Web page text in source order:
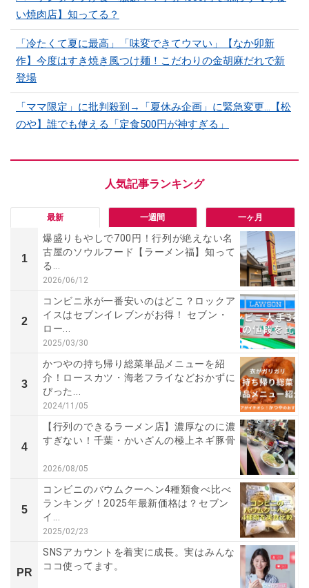
い焼肉店】知ってる？
「冷たくて夏に最高」「味変できてウマい」【なか卯新
作】今度はすき焼き風つけ麺！こだわりの金胡麻だれで新
登場
「ママ限定」に批判殺到→「夏休み企画」に緊急変更…【松
のや】誰でも使える「定食500円が神すぎる」
最新 一週間 一ヶ月
1
爆盛りもやしで700円！行列が絶えない名
古屋のソウルフード【ラーメン福】知って
る...
2026/06/12
2
コンビニ氷が一番安いのはどこ？ロックア
イスはセブンイレブンがお得！ セブン・
ロー...
2025/03/30
3
かつやの持ち帰り総菜単品メニューを紹
介！ロースカツ・海老フライなどおかずに
ぴった...
2024/11/05
4
【行列のできるラーメン店】濃厚なのに濃
すぎない！千葉・かいざんの極上ネギ豚骨
2026/08/05
5
コンビニのバウムクーヘン4種類食べ比べ
ランキング！2025年最新価格は？セブン
イ...
2025/02/23
PR
SNSアカウントを着実に成長。実はみんな
ココ使ってます。